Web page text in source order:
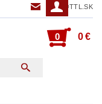
TTL@TTL.SK
0 0 €